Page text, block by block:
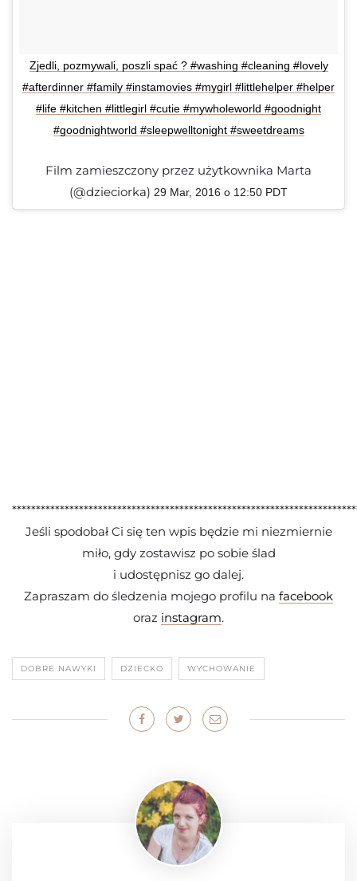
Zjedli, pozmywali, poszli spać ? #washing #cleaning #lovely
#afterdinner #family #instamovies #mygirl #littlehelper #helper
#life #kitchen #littlegirl #cutie #mywholeworld #goodnight
#goodnightworld #sleepwelltonight #sweetdreams
Film zamieszczony przez użytkownika Marta
(@dzieciorka) 29 Mar, 2016 o 12:50 PDT
Jeśli spodobał Ci się ten wpis będzie mi niezmiernie
miło, gdy zostawisz po sobie ślad
i udostępnisz go dalej.
Zapraszam do śledzenia mojego profilu na facebook
oraz instagram.
DOBRE NAWYKI DZIECKO WYCHOWANIE